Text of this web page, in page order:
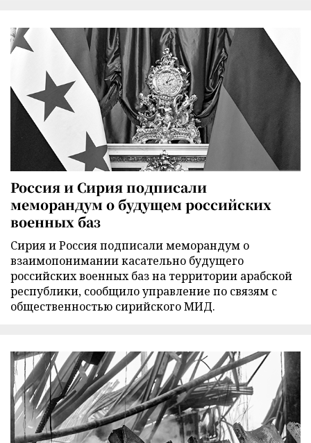
Россия и Сирия подписали
меморандум о будущем российских
военных баз
Сирия и Россия подписали меморандум о
взаимопонимании касательно будущего
российских военных баз на территории арабской
республики, сообщило управление по связям с
общественностью сирийского МИД.